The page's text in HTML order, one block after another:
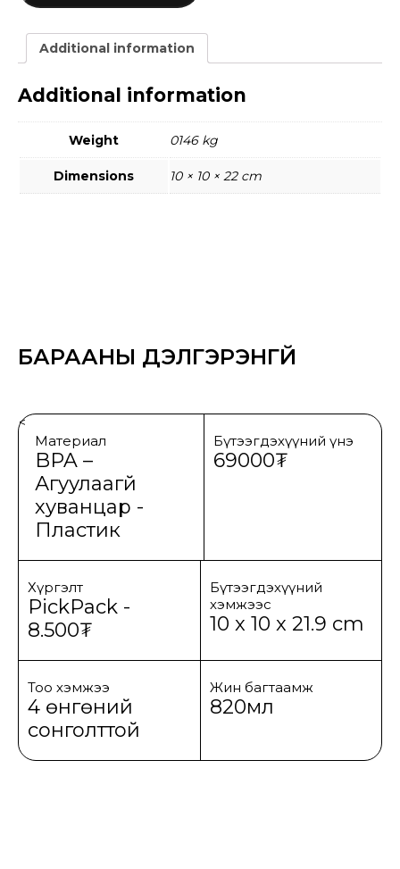
Additional information
Additional information
Weight 0146 kg
Dimensions 10 × 10 × 22 cm
БАРААНЫ ДЭЛГЭРЭНГҮЙ
<
Материал
BPA –
Агуулаагүй
хуванцар -
Пластик
Бүтээгдэхүүний үнэ
69000₮
Хүргэлт
PickPack -
8.500₮
Бүтээгдэхүүний
хэмжээс
10 x 10 x 21.9 cm
Тоо хэмжээ
4 өнгөний
сонголттой
Жин багтаамж
820мл